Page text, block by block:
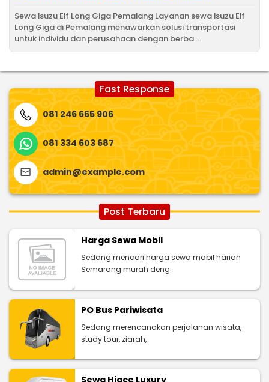
Sewa Isuzu Elf Long Giga Pemalang Layanan sewa Isuzu Elf
Long Giga di Pemalang menawarkan solusi transportasi
untuk individu dan perusahaan dengan berba ...
Fast Response
081 246 665 906
081 334 603 687
admin@example.com
Post Terbaru
Harga Sewa Mobil
Sedang mencari harga sewa mobil harian
Semarang murah deng
PO Bus Pariwisata
Sedang merencanakan perjalanan wisata,
study tour, ziarah,
Sewa Hiace Luxury